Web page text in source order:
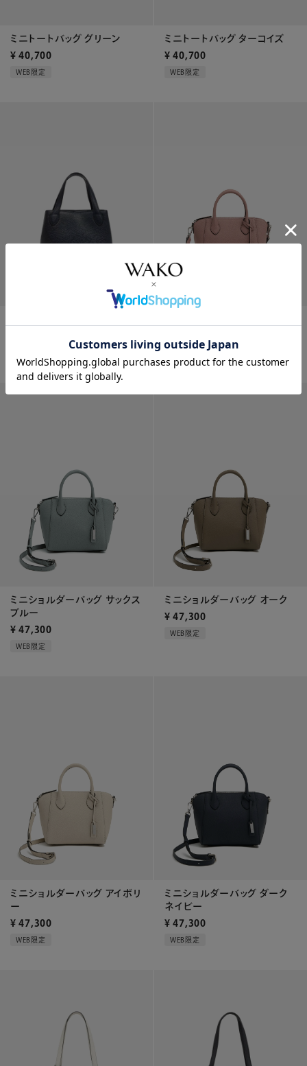
ミニトートバッグ グリーン
¥ 40,700
WEB限定
ミニトートバッグ ターコイズ
¥ 40,700
WEB限定
ミニショルダーバッグ サックス
ブルー
¥ 47,300
WEB限定
ミニショルダーバッグ オーク
¥ 47,300
WEB限定
ミニショルダーバッグ アイボリ
ー
¥ 47,300
WEB限定
ミニショルダーバッグ ダーク
ネイビー
¥ 47,300
WEB限定